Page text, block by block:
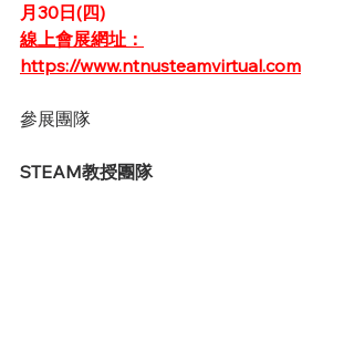
月30日(四)
線上會展網址：
https://www.ntnusteamvirtual.com
參展團隊
STEAM教授團隊